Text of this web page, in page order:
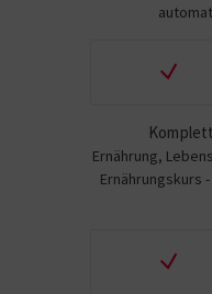
Ernährung,
Ernährungskurs